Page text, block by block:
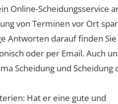
Online-Scheidungsservice
von Terminen vor Ort
Antworten darauf finden
oder per Email. Auch
Scheidung und Scheidung
Hat er eine gute und